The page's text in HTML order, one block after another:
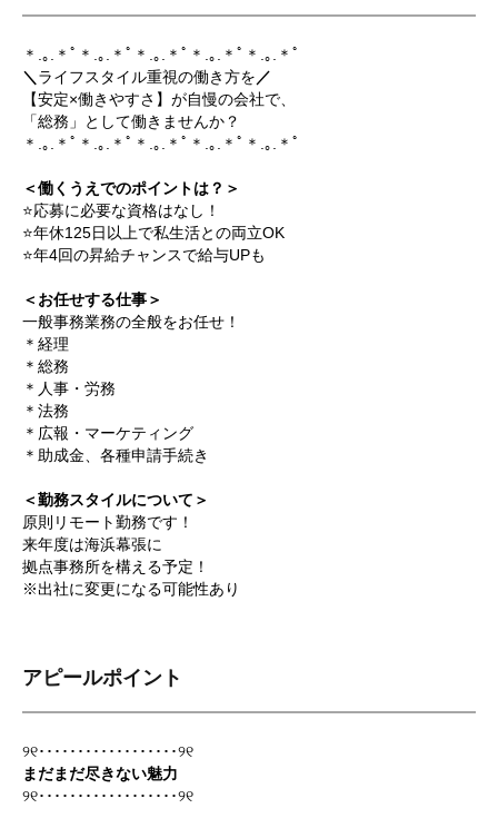
＊.｡.＊ﾟ＊.｡.＊ﾟ＊.｡.＊ﾟ＊.｡.＊ﾟ＊.｡.＊ﾟ
＼ ライフスタイル重視の働き方を ／
【安定×働きやすさ】が自慢の会社で、
「総務」として働きませんか？
＊.｡.＊ﾟ＊.｡.＊ﾟ＊.｡.＊ﾟ＊.｡.＊ﾟ＊.｡.＊ﾟ
＜働くうえでのポイントは？＞
⭐応募に必要な資格はなし！
⭐年休125日以上で私生活との両立OK
⭐年4回の昇給チャンスで給与UPも
＜お任せする仕事＞
一般事務業務の全般をお任せ！
＊経理
＊総務
＊人事・労務
＊法務
＊広報・マーケティング
＊助成金、各種申請手続き
＜勤務スタイルについて＞
原則リモート勤務です！
来年度は海浜幕張に
拠点事務所を構える予定！
※出社に変更になる可能性あり
アピールポイント
୨୧･･････････････････୨୧
まだまだ尽きない魅力
୨୧･･････････････････୨୧